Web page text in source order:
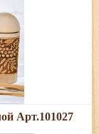
высота - 10
Арт.101027